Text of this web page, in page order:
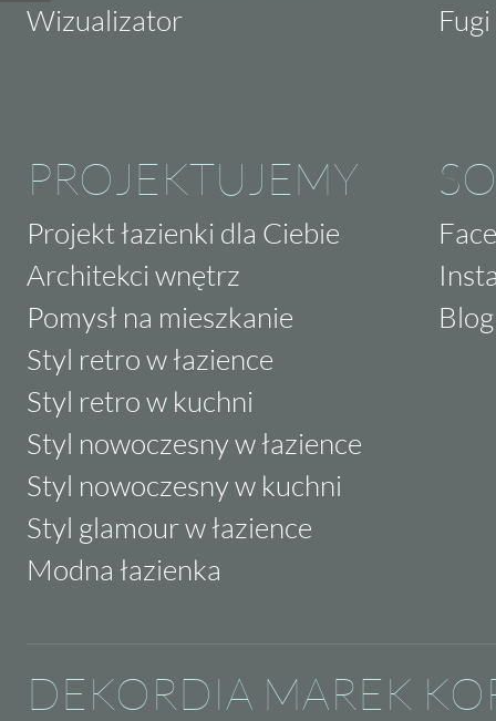
Wizualizator
PROJEKTUJEMY
Projekt łazienki dla Ciebie
Architekci wnętrz
Pomysł na mieszkanie
Styl retro w łazience
Styl retro w kuchni
Styl nowoczesny w łazience
Styl nowoczesny w kuchni
Styl glamour w łazience
Modna łazienka
Blog
DEKORDIA MAREK